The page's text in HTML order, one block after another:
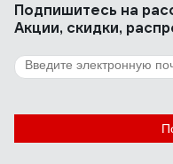
Подпишитесь на
Акции, скидки,